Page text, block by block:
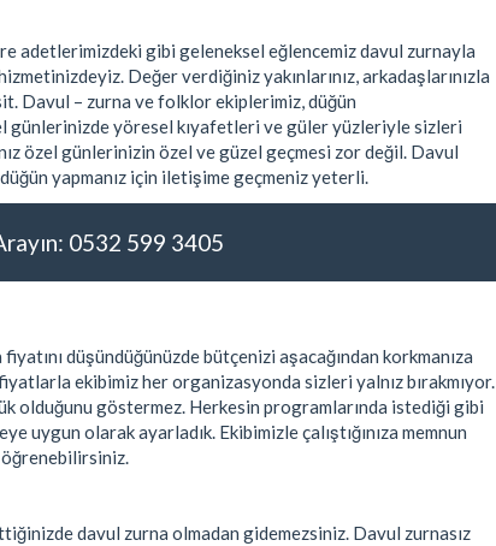
adetlerimizdeki gibi geleneksel eğlencemiz davul zurnayla
Değer verdiğiniz yakınlarınız, arkadaşlarınızla
Davul – zurna ve folklor ekiplerimiz, düğün
günlerinizde yöresel kıyafetleri ve güler yüzleriyle sizleri
özel günlerinizin özel ve güzel geçmesi zor değil. Davul
yapmanız için iletişime geçmeniz yeterli.
0532 599 3405
düşündüğünüzde bütçenizi aşacağından korkmanıza
ekibimiz her organizasyonda sizleri yalnız bırakmıyor.
olduğunu göstermez. Herkesin programlarında istediği gibi
uygun olarak ayarladık. Ekibimizle çalıştığınıza memnun
öğrenebilirsiniz.
davul zurna olmadan gidemezsiniz. Davul zurnasız